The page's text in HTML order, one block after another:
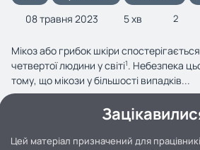
08 травня 2023 5 хв 2
Мікоз або грибок шкіри
четвертої людини у світі1. Небезпека
тому, що мікози у більшості випадків...
Цей матеріал призначений для